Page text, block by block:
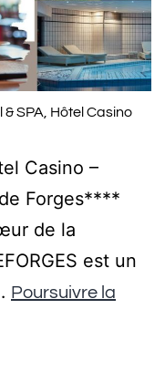
SPA, Hôtel Casino
Casino –
Forges****
de la
est un
Poursuivre la